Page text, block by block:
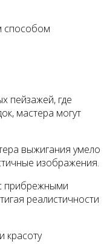
способом
пейзажей, где
мастера могут
выжигания умело
изображения.
прибрежными
реалистичности
красоту